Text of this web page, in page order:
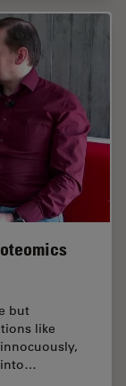
but
like
into…